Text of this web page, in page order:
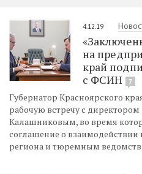
4.12.19
на
край
с ФСИН
7
Губернатор Красноярского
рабочую встречу с
Калашниковым, во время
соглашение о
региона и тюремным